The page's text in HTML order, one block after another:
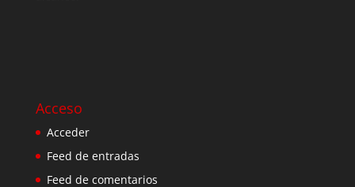
Acceso
Acceder
Feed de entradas
Feed de comentarios